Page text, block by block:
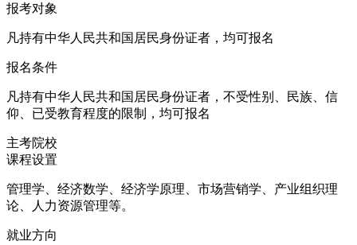
报考对象
凡持有中华人民共和国居民身份证者，均可报名
报名条件
凡持有中华人民共和国居民身份证者，不受性别、民族、信
仰、已受教育程度的限制，均可报名
主考院校
课程设置
管理学、经济数学、经济学原理、市场营销学、产业组织理
论、人力资源管理等。
就业方向